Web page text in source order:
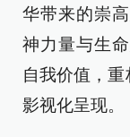
华带来的崇
神力量与生
自我价值，
影视化呈现。